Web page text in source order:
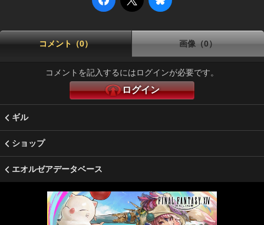
コメント（0） 画像（0）
コメントを記入するにはログインが必要です。
ログイン
ギル
ショップ
エオルゼアデータベース